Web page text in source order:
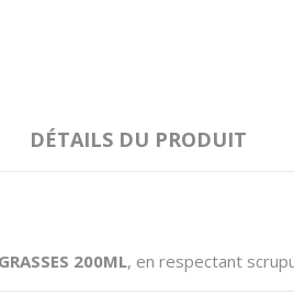
DÉTAILS DU PRODUIT
200ML, en respectant